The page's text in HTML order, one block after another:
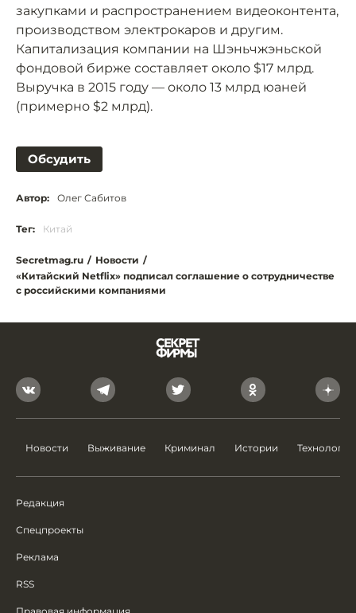
закупками и распространением видеоконтента,
производством электрокаров и другим.
Капитализация компании на Шэньчжэньской
фондовой бирже составляет около $17 млрд.
Выручка в 2015 году — около 13 млрд юаней
(примерно $2 млрд).
Обсудить
Автор: Олег Сабитов
Тег: Китай
Secretmag.ru / Новости /
«Китайский Netflix» подписал соглашение о сотрудничестве
с российскими компаниями
Новости Выживание Криминал Истории Технологии
Редакция
Спецпроекты
Реклама
RSS